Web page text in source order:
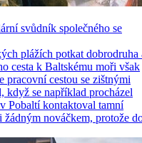
svůdník společného se
plážích potkat dobrodruha
cesta k Baltskému moři však
pracovní cestou se zištnými
když se například procházel
Pobaltí kontaktoval tamní
nováčkem, protože